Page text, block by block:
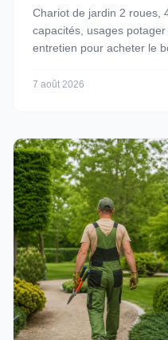
Chariot de jardin 2 roues,
capacités, usages
entretien pour acheter le
7 août 2026